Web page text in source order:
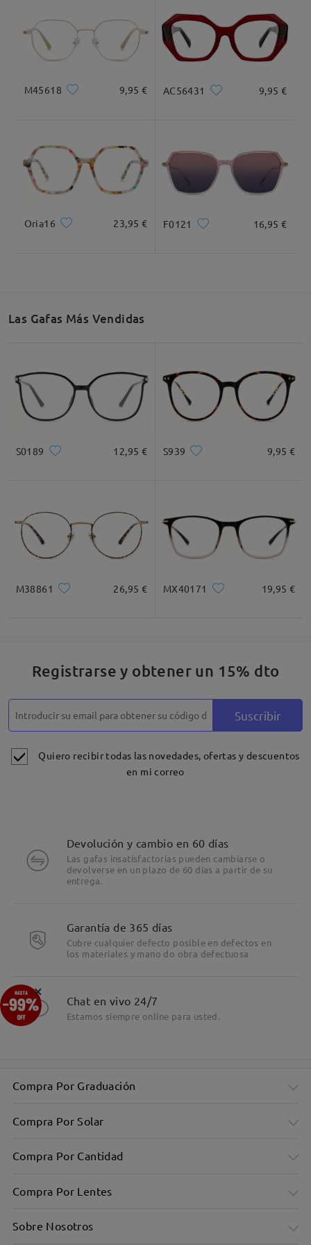
Dimensiones
Ancho Total
143mm/ 5.63plg.
Longitud de Patillas
144mm/ 5.67plg.
Descripción del Producto
Llegado
M45618 9,95 € AC56431 9,95 €
Oria16 23,95 € F0121 16,95 €
Las Gafas Más Vendidas
S0189 12,95 € S939 9,95 €
M38861 26,95 € MX40171 19,95 €
Registrarse y obtener un 15% dto
Suscribir
Quiero recibir todas las novedades, ofertas y descuentos
en mi correo
Devolución y cambio en 60 días
Las gafas insatisfactorias pueden cambiarse o
devolverse en un plazo de 60 días a partir de su
entrega.
Garantía de 365 días
Cubre cualquier defecto posible en defectos en
los materiales y mano do obra defectuosa
Chat en vivo 24/7
Estamos siempre online para usted.
Compra Por Graduación
Compra Por Solar
Compra Por Cantidad
Compra Por Lentes
Sobre Nosotros
×